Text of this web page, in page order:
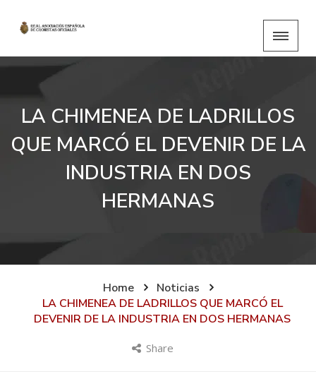
LA CHIMENEA DE LADRILLOS
QUE MARCÓ EL DEVENIR DE LA
INDUSTRIA EN DOS
HERMANAS
Home
Noticias
LA CHIMENEA DE LADRILLOS QUE MARCÓ EL
DEVENIR DE LA INDUSTRIA EN DOS HERMANAS
Share